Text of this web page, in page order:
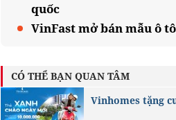
quốc
VinFast mở bán mẫu ô
CÓ THỂ BẠN QUAN TÂM
Vinhomes tặng